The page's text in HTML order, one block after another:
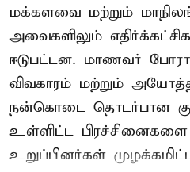
மக்களவை மற்றும்
அவைகளிலும்
ஈடுபட்டன. மாணவர்
விவகாரம் மற்றும்
நன்கொடை தொடர்பான
உள்ளிட்ட பிரச்சினைகளை
உறுப்பினர்கள்